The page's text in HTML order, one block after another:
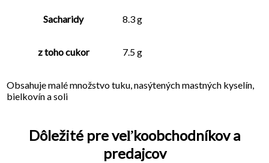
Sacharidy 8.3 g
z toho cukor 7.5 g
Obsahuje malé množstvo tuku, nasýtených mastných kyselín,
bielkovín a soli
Dôležité pre veľkoobchodníkov a
predajcov